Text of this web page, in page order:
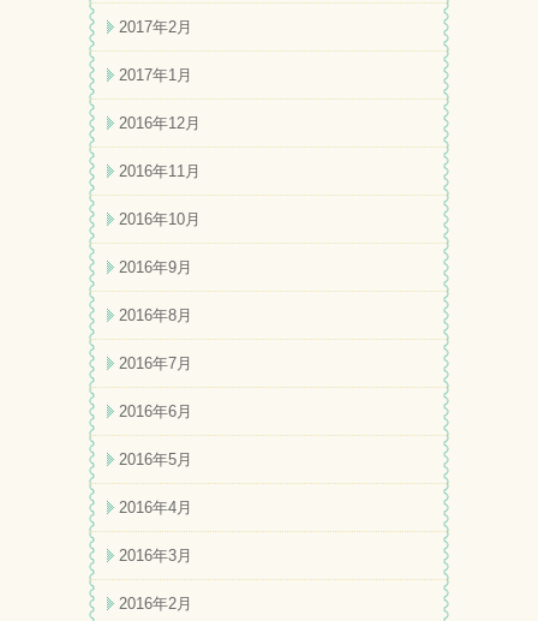
2017年2月
2017年1月
2016年12月
2016年11月
2016年10月
2016年9月
2016年8月
2016年7月
2016年6月
2016年5月
2016年4月
2016年3月
2016年2月